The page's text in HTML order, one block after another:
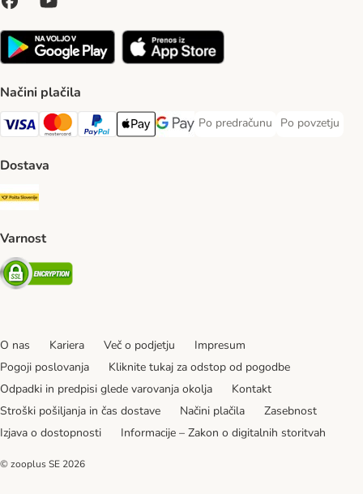
Načini plačila
Visa Payment Method
MasterCard Payment Method
PayPal Payment Method
Apple Pay Payment Method
Google pay Payment Method
Po predračunu
Po predračunu Payment Method
Po povzetju
Po povzetju
Dostava
Pošta Slovenije Shipping Method
Varnost
Security
O nas Kariera Več o podjetju
Impresum
Pogoji poslovanja
Kliknite tukaj za odstop od pogodbe
Odpadki in predpisi glede varovanja okolja
Kontakt
Stroški pošiljanja in čas dostave
Načini plačila
Zasebnost
Izjava o dostopnosti
Informacije – Zakon o digitalnih storitvah
© zooplus SE 2026